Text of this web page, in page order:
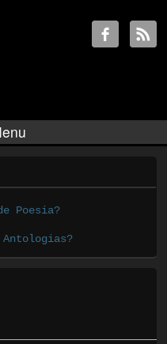
Poesia?